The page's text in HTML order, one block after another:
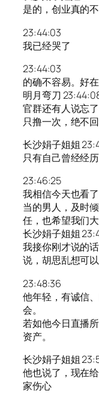
是的，创业真的
23:44:03
我已经哭了
23:44:03
的确不容易。好
明月弯刀
官群还有人说忘
只撸一次，绝不回
长沙娟子姐姐
只有自己曾经经
23:46:25
我相信今天也看
当的男人，及时
任，也希望我们
长沙娟子姐姐
我接你刚才说的
说，胡思乱想可
23:48:36
他年轻，有诚信
会。
若如他今日直播
资产。
长沙娟子姐姐
他也说了，现在
家伤心